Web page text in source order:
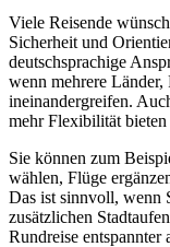
Viele Reisende
Sicherheit und
deutschsprachige
wenn mehrere
ineinandergreifen.
mehr Flexibilität bieten
Sie können zum
wählen, Flüge
Das ist sinnvoll, wenn
zusätzlichen
Rundreise entspannter